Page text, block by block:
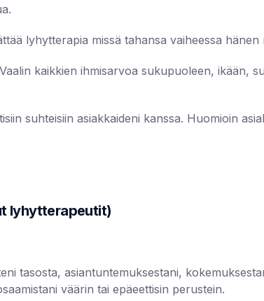
lyhytterapia missä tahansa vaiheessa hänen
kaikkien ihmisarvoa sukupuoleen, ikään,
suhteisiin asiakkaideni kanssa. Huomioin
lyhytterapeutit)
tasosta, asiantuntemuksestani,
väärin tai epäeettisin perustein.